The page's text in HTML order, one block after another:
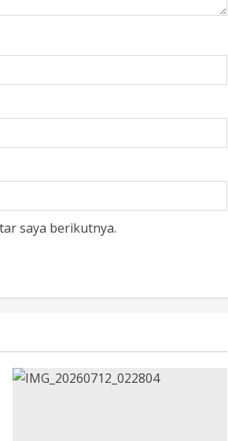
saya berikutnya.